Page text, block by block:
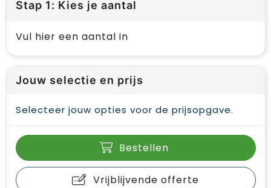
Stap 1: Kies je aantal
Vul hier een aantal in
Jouw selectie en prijs
Selecteer jouw opties voor de prijsopgave.
Bestellen
Vrijblijvende offerte